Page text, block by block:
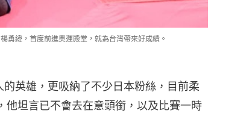
勇緯，首度前進奧運殿堂，就為台灣帶來好成績。
英雄，更吸納了不少日本粉絲，目前柔
坦言已不會去在意頭銜，以及比賽一時